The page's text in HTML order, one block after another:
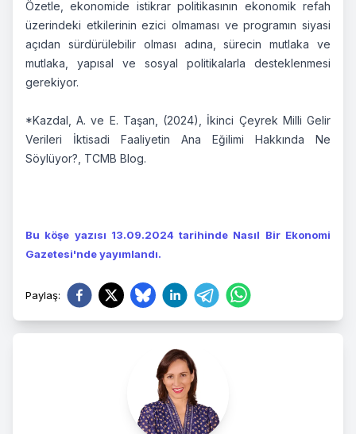
Özetle, ekonomide istikrar politikasının ekonomik refah
üzerindeki etkilerinin ezici olmaması ve programın siyasi
açıdan sürdürülebilir olması adına, sürecin mutlaka ve
mutlaka, yapısal ve sosyal politikalarla desteklenmesi
gerekiyor.
*Kazdal, A. ve E. Taşan, (2024), İkinci Çeyrek Milli Gelir
Verileri İktisadi Faaliyetin Ana Eğilimi Hakkında Ne
Söylüyor?, TCMB Blog.
Bu köşe yazısı 13.09.2024 tarihinde Nasıl Bir Ekonomi
Gazetesi'nde yayımlandı.
Paylaş: